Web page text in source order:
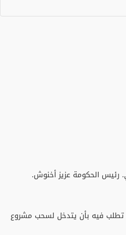
تطلب فيه بأن يتدخل لسحب مشروع